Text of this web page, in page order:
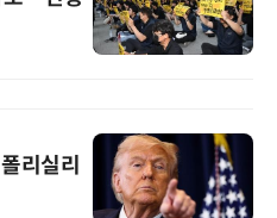
리실리